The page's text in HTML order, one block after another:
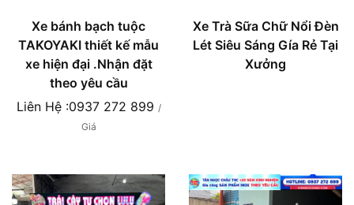
Xe bánh bạch tuộc
TAKOYAKI thiết kế mẫu
xe hiện đại .Nhận đặt
theo yêu cầu
Liên Hệ :0937 272 899 /
Giá
Xe Trà Sữa Chữ Nổi Đèn
Lét Siêu Sáng Gía Rẻ Tại
Xưởng